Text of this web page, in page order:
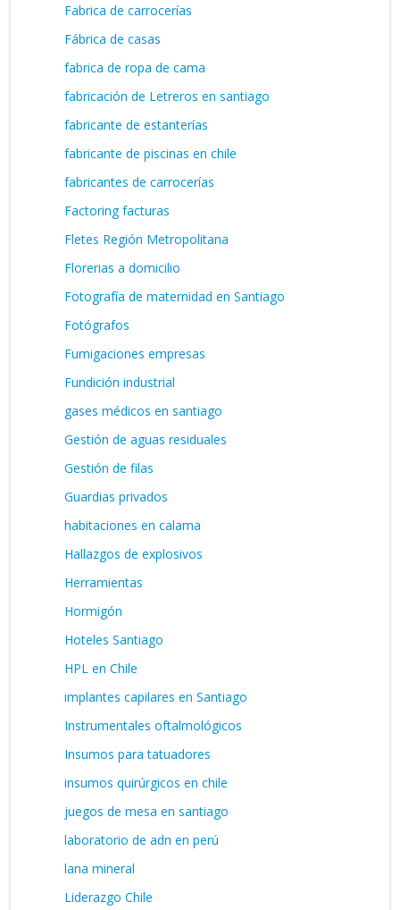
Fabrica de carrocerías
Fábrica de casas
fabrica de ropa de cama
fabricación de Letreros en santiago
fabricante de estanterías
fabricante de piscinas en chile
fabricantes de carrocerías
Factoring facturas
Fletes Región Metropolitana
Florerias a domicilio
Fotografía de maternidad en Santiago
Fotógrafos
Fumigaciones empresas
Fundición industrial
gases médicos en santiago
Gestión de aguas residuales
Gestión de filas
Guardias privados
habitaciones en calama
Hallazgos de explosivos
Herramientas
Hormigón
Hoteles Santiago
HPL en Chile
implantes capilares en Santiago
Instrumentales oftalmológicos
Insumos para tatuadores
insumos quirúrgicos en chile
juegos de mesa en santiago
laboratorio de adn en perú
lana mineral
Liderazgo Chile